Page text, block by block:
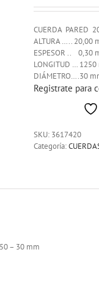
CUERDA PARED
ALTURA ….. 20,00
ESPESOR .. 0,30
LONGITUD … 1250
DIÁMETRO….30
Registrate para
SKU: 3617420
Categoría:
– 30 mm